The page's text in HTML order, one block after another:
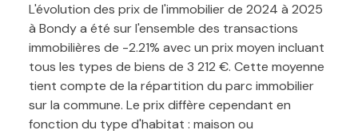
L'évolution des prix de l'immobilier de 2024 à 2025
à Bondy a été sur l'ensemble des transactions
immobilières de -2.21% avec un prix moyen incluant
tous les types de biens de 3 212 €. Cette moyenne
tient compte de la répartition du parc immobilier
sur la commune. Le prix diffère cependant en
fonction du type d'habitat : maison ou